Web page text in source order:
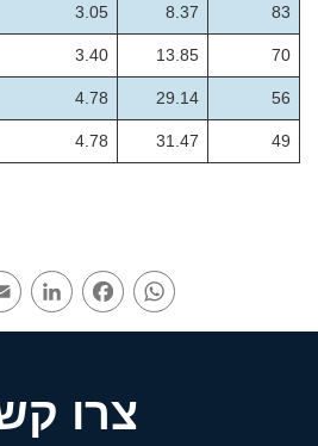
83
8.37
3.05
70
13.85
3.40
56
29.14
4.78
49
31.47
4.78
WhatsApp
צרו